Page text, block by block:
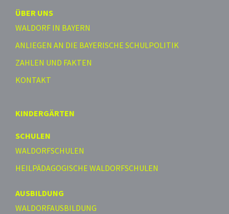
ÜBER UNS
WALDORF IN BAYERN
ANLIEGEN AN DIE BAYERISCHE SCHULPOLITIK
ZAHLEN UND FAKTEN
KONTAKT
KINDERGÄRTEN
SCHULEN
WALDORFSCHULEN
HEILPÄDAGOGISCHE WALDORFSCHULEN
AUSBILDUNG
WALDORFAUSBILDUNG